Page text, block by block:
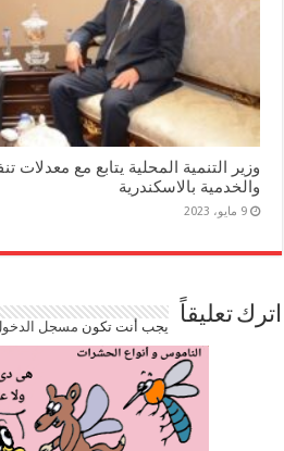
وزير التنمية المحلية يتابع مع معدلات
والخدمية بالاسكندرية
9 مايو، 2023
اترك تعليقاً يجب أنت تكون مسجل